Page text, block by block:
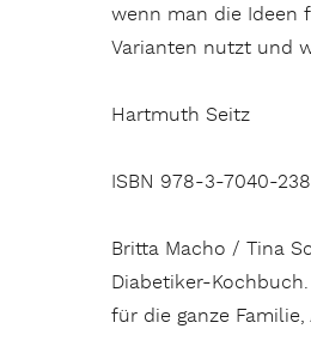
wenn man die Ideen
Varianten nutzt und
Hartmuth Seitz
ISBN 978-3-7040-
Britta Macho / Tina
Diabetiker-
für die ganze